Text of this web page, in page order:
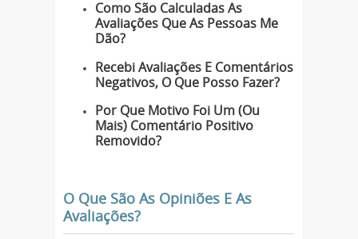
Como São Calculadas As
Avaliações Que As Pessoas Me
Dão?
Recebi Avaliações E Comentários
Negativos, O Que Posso Fazer?
Por Que Motivo Foi Um (Ou
Mais) Comentário Positivo
Removido?
O Que São As Opiniões E As
Avaliações?